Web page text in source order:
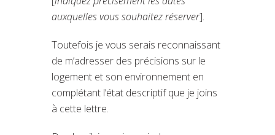
auxquelles vous souhaitez réserver].
Toutefois je vous serais reconnaissant
de m’adresser des précisions sur le
logement et son environnement en
complétant l’état descriptif que je joins
à cette lettre.